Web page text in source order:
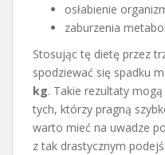
osłabienie
zaburzenia
Stosując tę dietę przez
spodziewać się spadku
kg. Takie rezultaty
tych, którzy pragną
warto mieć na uwadze
z tak drastycznym